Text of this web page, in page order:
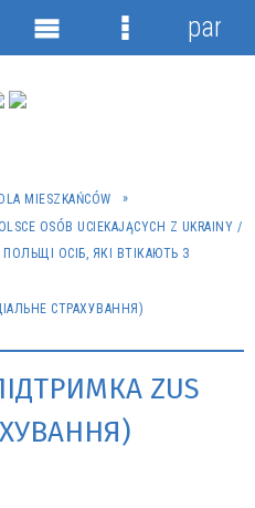
DLA MIESZKAŃCÓW
OSÓB UCIEKAJĄCYCH Z UKRAINY /
ОСІБ, ЯКІ ВТІКАЮТЬ З
СТРАХУВАННЯ)
ZUS
Menu
Menu
panel